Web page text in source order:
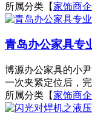
所属分类【家饰商
青岛办公家具专
博源办公家具的小
一次夹紧定位后，
所属分类【家饰商